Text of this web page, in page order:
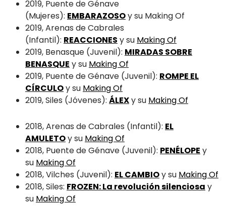
2019, Puente de Génave
(Mujeres): EMBARAZOSOy su Making Of
2019, Arenas de Cabrales
(Infantil): REACCIONES y su Making Of
2019, Benasque (Juvenil): MIRADAS SOBRE
BENASQUE y su Making Of
2019, Puente de Génave (Juvenil): ROMPE EL
CÍRCULOy su Making Of
2019, Siles (Jóvenes): ÁLEXy su Making Of
2018, Arenas de Cabrales (Infantil): EL
AMULETOy su Making Of
2018, Puente de Génave (Juvenil): PENÉLOPE y
su Making Of
2018, Vilches (Juvenil): EL CAMBIOy su Making Of
2018, Siles: FROZEN: La revolución silenciosa y
su Making Of